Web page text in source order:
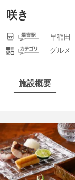
咲き
早稲田
グルメ
施設概要